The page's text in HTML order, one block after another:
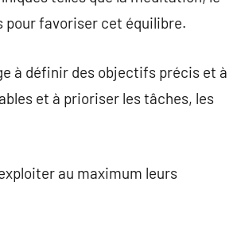
pour favoriser cet équilibre.
à définir des objectifs précis et à
et à prioriser les tâches, les
au maximum leurs